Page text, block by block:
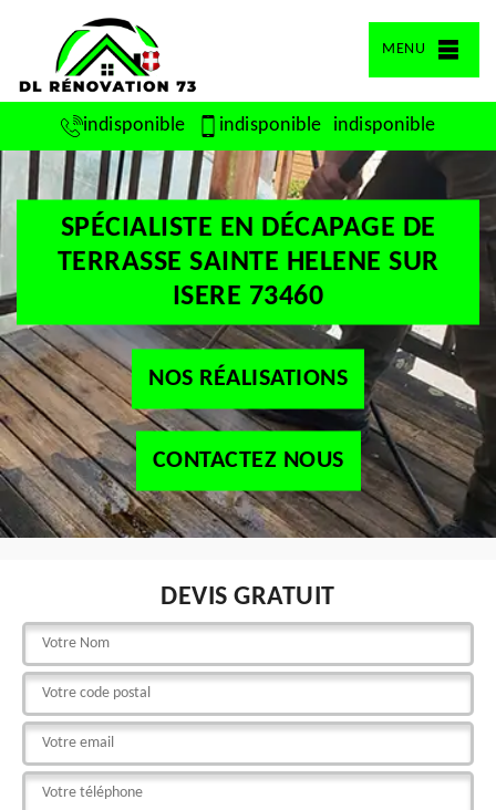
MENU
indisponible indisponible indisponible
SPÉCIALISTE EN DÉCAPAGE DE
TERRASSE SAINTE HELENE SUR
ISERE 73460
NOS RÉALISATIONS
CONTACTEZ NOUS
DEVIS GRATUIT